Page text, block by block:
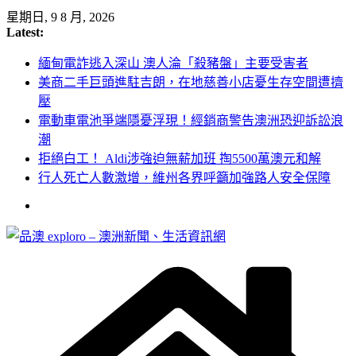
Skip
to
content
星期日, 9 8 月, 2026
Latest:
緬甸電詐逃入深山 澳人淪「殺豬盤」主要受害者
美商二手巨頭進駐吉朗，在地慈善小店憂生存空間遭擠
壓
電動車電池爭端隱憂浮現！經銷商警告澳洲恐迎訴訟浪
潮
拒絕白工！ Aldi涉強迫無薪加班 掏5500萬澳元和解
行人死亡人數激增，維州各界呼籲加強路人安全保障